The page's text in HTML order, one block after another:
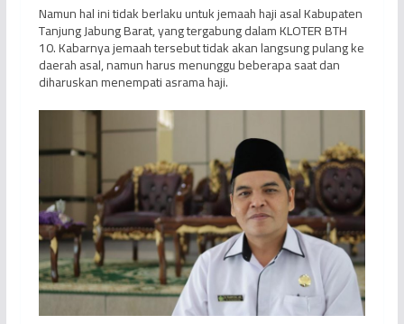
Namun hal ini tidak berlaku untuk jemaah haji asal Kabupaten
Tanjung Jabung Barat, yang tergabung dalam KLOTER BTH
10. Kabarnya jemaah tersebut tidak akan langsung pulang ke
daerah asal, namun harus menunggu beberapa saat dan
diharuskan menempati asrama haji.